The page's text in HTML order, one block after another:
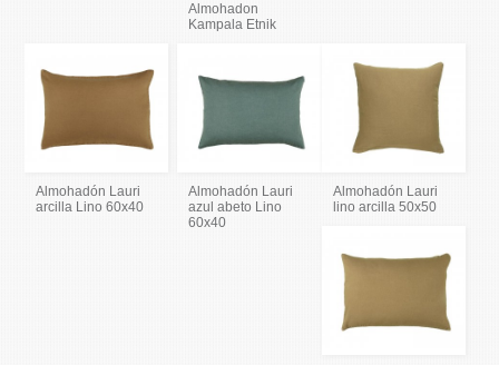
Almohadon
Kampala Etnik
Almohadón Lauri
arcilla Lino 60x40
Almohadón Lauri
azul abeto Lino
60x40
Almohadón Lauri
lino arcilla 50x50